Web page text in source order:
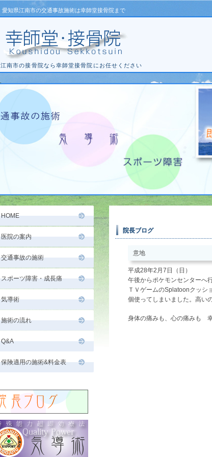
愛知県江南市の交通事故施術は幸師堂接骨院まで
江南市の接骨院なら幸師堂接骨院にお任せください
院長ブログ
意地
平成28年2月7日（日）
午後からポケモンセンターへ
ＴＶゲームのSplatoonクッシ
個使ってしまいました。高い
身体の痛みも、心の痛みも
HOME
医院の案内
交通事故の施術
スポーツ障害・成長痛
気導術
施術の流れ
Q&A
保険適用の施術&料金表